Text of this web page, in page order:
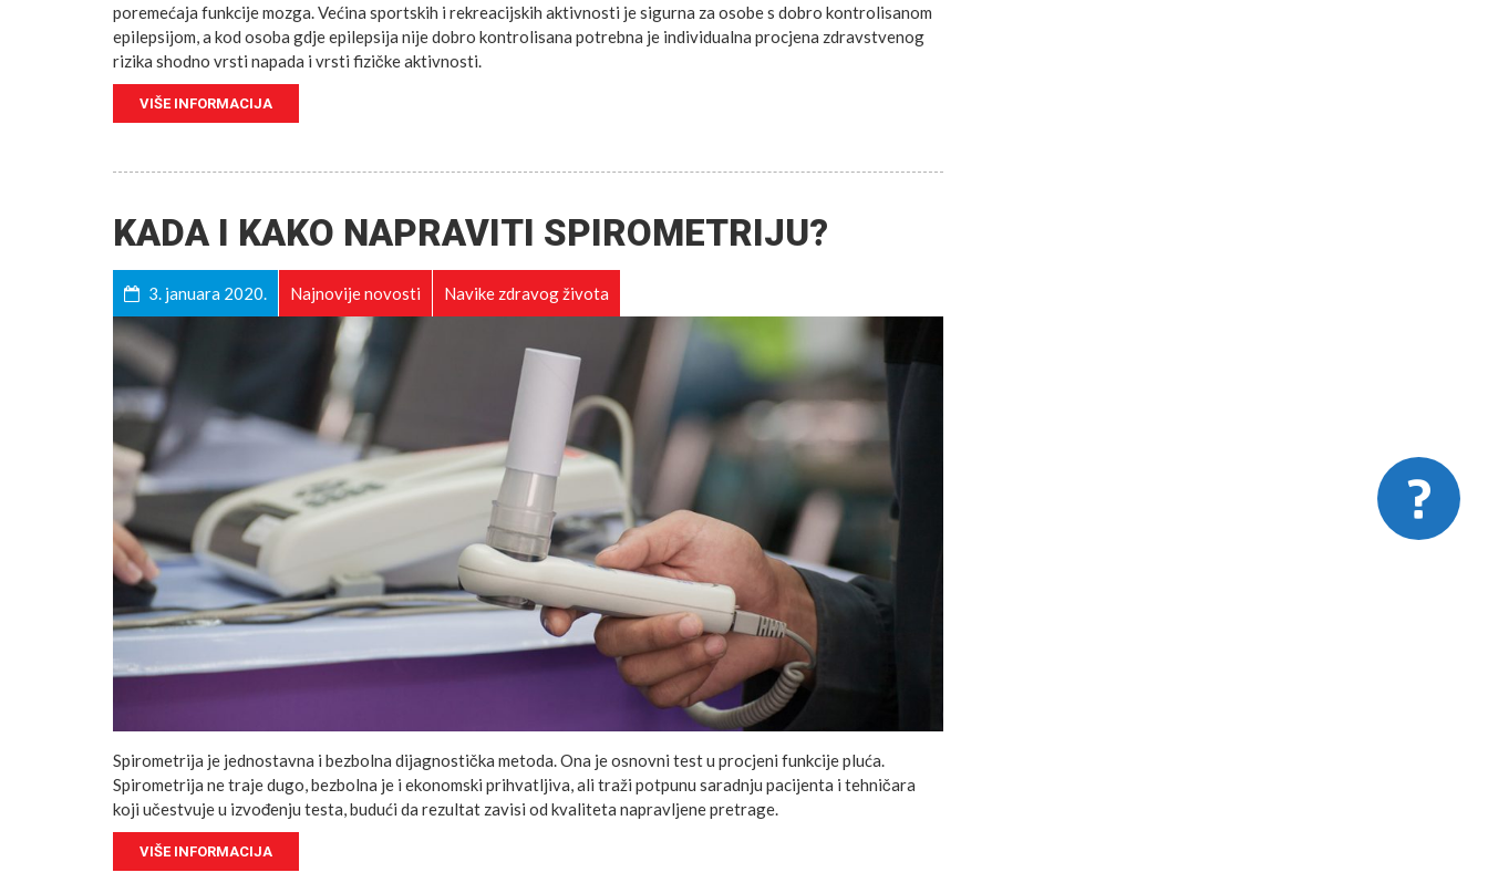
poremećaja funkcije mozga. Većina sportskih i rekreacijskih aktivnosti je sigurna za osobe s dobro kontrolisanom
epilepsijom, a kod osoba gdje epilepsija nije dobro kontrolisana potrebna je individualna procjena zdravstvenog
rizika shodno vrsti napada i vrsti fizičke aktivnosti.
VIŠE INFORMACIJA
KADA I KAKO NAPRAVITI SPIROMETRIJU?
3. januara 2020. Najnovije novosti Navike zdravog života
Spirometrija je jednostavna i bezbolna dijagnostička metoda. Ona je osnovni test u procjeni funkcije pluća.
Spirometrija ne traje dugo, bezbolna je i ekonomski prihvatljiva, ali traži potpunu saradnju pacijenta i tehničara
koji učestvuje u izvođenju testa, budući da rezultat zavisi od kvaliteta napravljene pretrage.
VIŠE INFORMACIJA